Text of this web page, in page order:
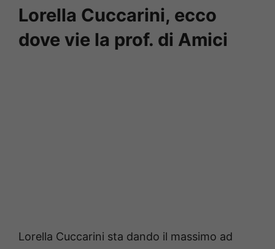
Lorella Cuccarini, ecco
dove vie la prof. di Amici
Lorella Cuccarini sta dando il massimo ad